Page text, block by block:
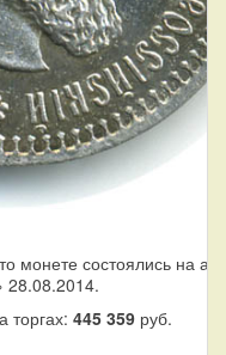
монете состоялись на
28.08.2014.
торгах: 445 359руб.